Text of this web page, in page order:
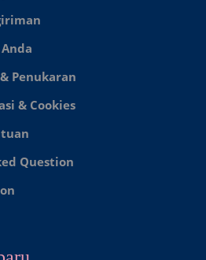
Penukaran
& Cookies
Question